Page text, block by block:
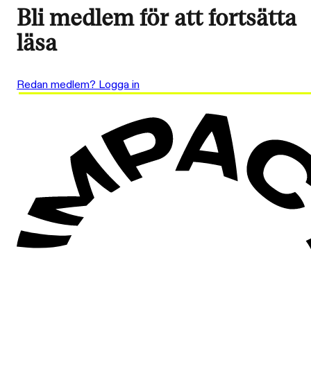
Bli medlem för att fortsätta
läsa
Redan medlem? Logga in